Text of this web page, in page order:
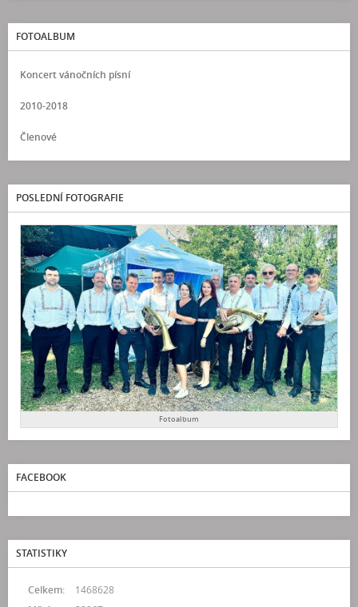
FOTOALBUM
Koncert vánočních písní
2010-2018
Členové
POSLEDNÍ FOTOGRAFIE
Fotoalbum
FACEBOOK
STATISTIKY
Celkem:
1468628